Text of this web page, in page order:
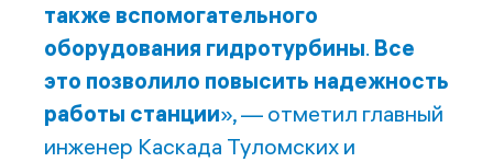
также вспомогательного
оборудования гидротурбины. Все
это позволило повысить надежность
работы станции», — отметил главный
инженер Каскада Туломских и